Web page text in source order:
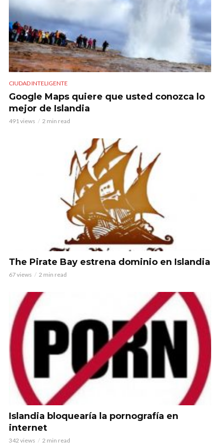
CIUDAD INTELIGENTE
Google Maps quiere que usted conozca lo
mejor de Islandia
491 views 2 min read
The Pirate Bay estrena dominio en Islandia
67 views 2 min read
Islandia bloquearía la pornografía en
internet
342 views 2 min read